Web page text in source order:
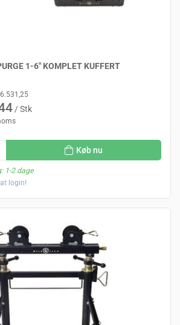
1-6" KOMPLET KUFFERT
/ Stk
Køb nu
1-2 dage
login!